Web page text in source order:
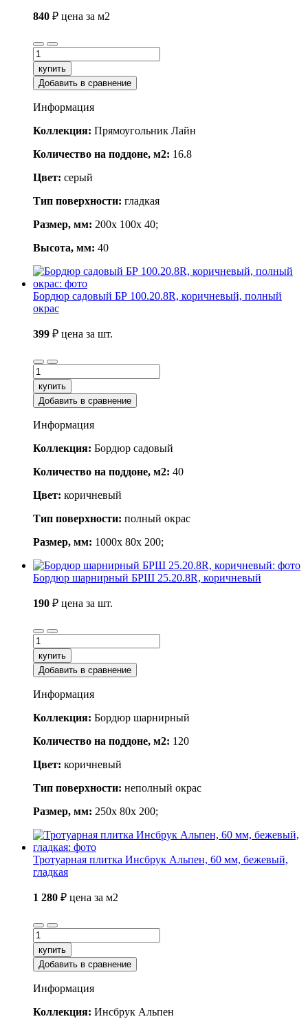
840 ₽ цена за м2
купить
Добавить в сравнение
Информация
Коллекция: Прямоугольник Лайн
Количество на поддоне, м2: 16.8
Цвет: серый
Тип поверхности: гладкая
Размер, мм: 200x 100x 40;
Высота, мм: 40
Бордюр садовый БР 100.20.8R, коричневый, полный
окрас
399 ₽ цена за шт.
купить
Добавить в сравнение
Информация
Коллекция: Бордюр садовый
Количество на поддоне, м2: 40
Цвет: коричневый
Тип поверхности: полный окрас
Размер, мм: 1000x 80x 200;
Бордюр шарнирный БРШ 25.20.8R, коричневый
190 ₽ цена за шт.
купить
Добавить в сравнение
Информация
Коллекция: Бордюр шарнирный
Количество на поддоне, м2: 120
Цвет: коричневый
Тип поверхности: неполный окрас
Размер, мм: 250x 80x 200;
Тротуарная плитка Инсбрук Альпен, 60 мм, бежевый,
гладкая
1 280 ₽ цена за м2
купить
Добавить в сравнение
Информация
Коллекция: Инсбрук Альпен